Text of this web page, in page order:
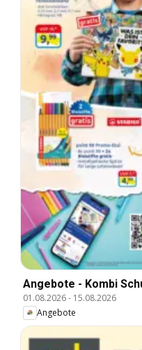
Angebote - Kombi
01.08.2026- 15.08.2026
Angebote